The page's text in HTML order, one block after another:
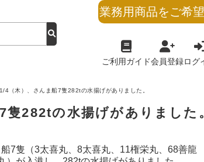
業務用商品をご希
ご利用ガイド会員登録ログ
4（木）、さんま船7隻282tの水揚げがありました。
282tの水揚げがありました
7隻（3太喜丸、8太喜丸、11権栄丸、68善龍